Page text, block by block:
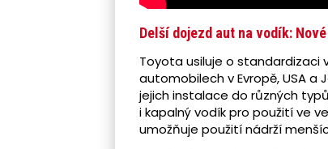
Delší dojezd aut na vodík:
Toyota usiluje o standardizaci
automobilech v Evropě, USA a
jejich instalace do různých
i kapalný vodík pro použití ve
umožňuje použití nádrží